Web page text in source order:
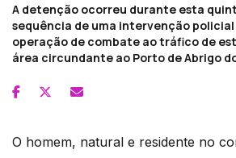
A detenção ocorreu durante esta
sequência de uma intervenção
operação de combate ao tráfico de
área circundante ao Porto de Abrigo
O homem, natural e residente no